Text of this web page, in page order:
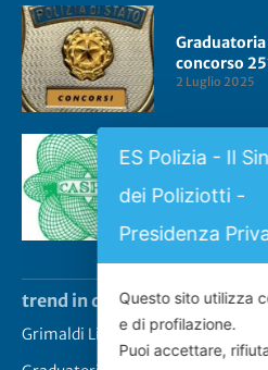
concorso
2 Luglio 2025
2 Gennaio 2023
trend in questo momento
Grimaldi Lines – Rinnovo
ES Polizia - Il
dei Poliziotti -
Presidenza
Questo sito utilizza
e di profilazione.
Puoi accettare,